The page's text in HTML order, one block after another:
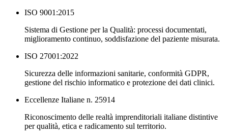
ISO 9001:2015
Sistema di Gestione per la Qualità: processi documentati,
miglioramento continuo, soddisfazione del paziente misurata.
ISO 27001:2022
Sicurezza delle informazioni sanitarie, conformità GDPR,
gestione del rischio informatico e protezione dei dati clinici.
Eccellenze Italiane n. 25914
Riconoscimento delle realtà imprenditoriali italiane distintive
per qualità, etica e radicamento sul territorio.